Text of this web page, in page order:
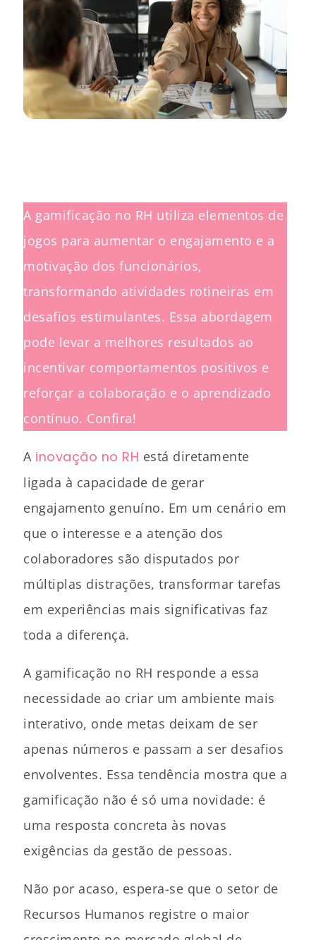
A gamificação no RH utiliza elementos de
jogos para aumentar o engajamento e a
motivação dos funcionários,
transformando atividades rotineiras em
desafios estimulantes. Essa abordagem
pode levar a melhores resultados ao
incentivar comportamentos positivos e
reforçar a colaboração e o aprendizado
contínuo. Confira!
A inovação no RH está diretamente
ligada à capacidade de gerar
engajamento genuíno. Em um cenário em
que o interesse e a atenção dos
colaboradores são disputados por
múltiplas distrações, transformar tarefas
em experiências mais significativas faz
toda a diferença.
A gamificação no RH responde a essa
necessidade ao criar um ambiente mais
interativo, onde metas deixam de ser
apenas números e passam a ser desafios
envolventes. Essa tendência mostra que a
gamificação não é só uma novidade: é
uma resposta concreta às novas
exigências da gestão de pessoas.
Não por acaso, espera-se que o setor de
Recursos Humanos registre o maior